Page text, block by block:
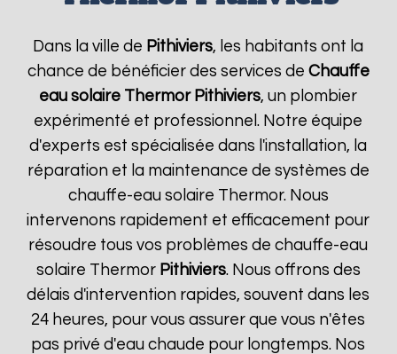
Dans la ville de Pithiviers, les habitants ont la
chance de bénéficier des services de Chauffe
eau solaire Thermor Pithiviers, un plombier
expérimenté et professionnel. Notre équipe
d'experts est spécialisée dans l'installation, la
réparation et la maintenance de systèmes de
chauffe-eau solaire Thermor. Nous
intervenons rapidement et efficacement pour
résoudre tous vos problèmes de chauffe-eau
solaire Thermor Pithiviers. Nous offrons des
délais d'intervention rapides, souvent dans les
24 heures, pour vous assurer que vous n'êtes
pas privé d'eau chaude pour longtemps. Nos